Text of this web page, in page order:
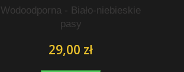
Wodoodporna - Biało-niebieskie
pasy
29,00 zł